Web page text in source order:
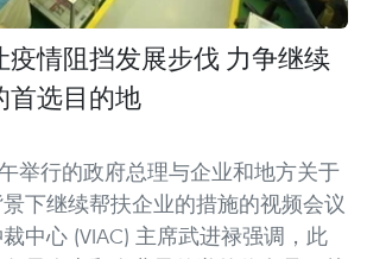
疫情阻挡发展步伐 力争继续
首选目的地
举行的政府总理与企业和地方关于
下继续帮扶企业的措施的视频会议
中心 (VIAC) 主席武进禄强调，此